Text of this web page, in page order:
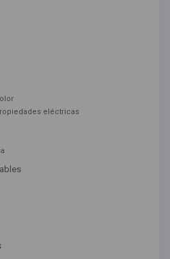
eléctricas